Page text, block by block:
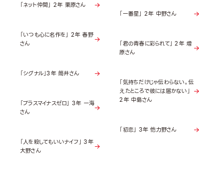
「ネット仲間」 2年 栗原さん
「一番星」 2年 中野さん
「いつも心に名作を」 2年 春野
さん
「君の青春に彩られて」 2年 増
原さん
「シグナル」3年 筒井さん
「気持ちだけじゃ伝わらない。伝
えたところで彼には届かない」
2年 中島さん
「プラスマイナスゼロ」 3年 一海
さん
「初恋」 3年 他力野さん
「人を殺してもいいナイフ」 3年
大野さん